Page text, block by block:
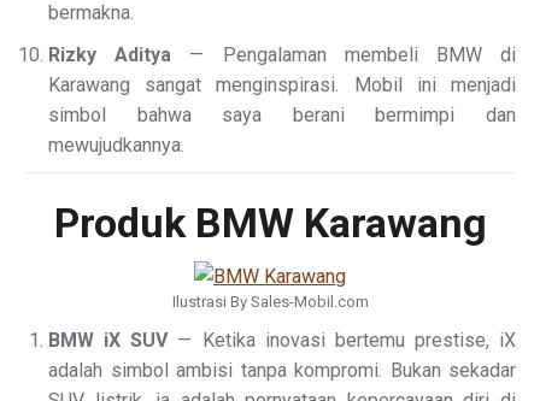
bermakna.
Rizky Aditya — Pengalaman membeli BMW di
Karawang sangat menginspirasi. Mobil ini menjadi
simbol bahwa saya berani bermimpi dan
mewujudkannya.
Produk BMW Karawang
Ilustrasi By Sales-Mobil.com
BMW iX SUV— Ketika inovasi bertemu prestise, iX
adalah simbol ambisi tanpa kompromi. Bukan sekadar